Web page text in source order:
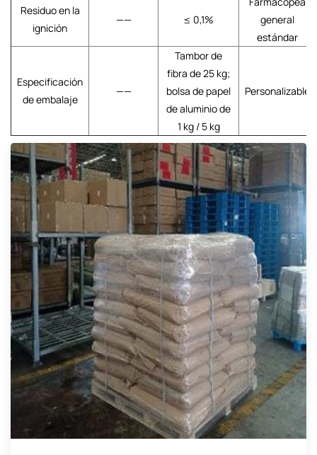
Residuo en la
ignición
—— ≤ 0,1%
general
estándar
Especificación
de embalaje
——
Tambor de
fibra de 25 kg;
bolsa de papel
de aluminio de
1 kg / 5 kg
Personalizable